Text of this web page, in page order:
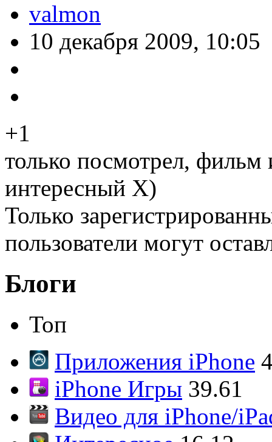
valmon
10 декабря 2009, 10:05
+1
только посмотрел,
интересный Х)
Только
пользователи могут
Блоги
Топ
Приложения iPhone
iPhone Игры 39.61
Видео для iPhone/